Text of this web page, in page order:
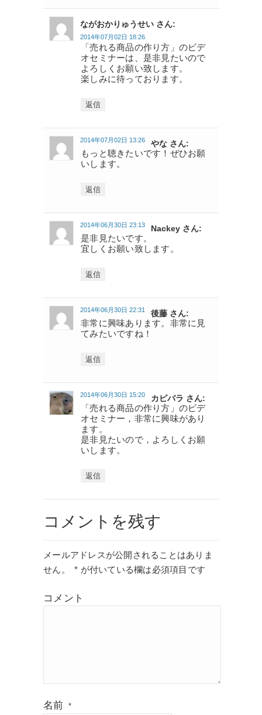
ながおかりゅうせい さん:
2014年07月02日 18:26
「売れる商品の作り方」のビデ
オセミナーは、是非見たいので
よろしくお願い致します。
楽しみに待っております。
返信
やな さん:
2014年07月02日 13:26
もっと聴きたいです！ぜひお願
いします。
返信
Nackey さん:
2014年06月30日 23:13
是非見たいです。
宜しくお願い致します。
返信
後藤 さん:
2014年06月30日 22:31
非常に興味あります。非常に見
てみたいですね！
返信
カピバラ さん:
2014年06月30日 15:20
「売れる商品の作り方」のビデ
オセミナー，非常に興味があり
ます。
是非見たいので，よろしくお願
いします。
返信
コメントを残す
メールアドレスが公開されることはありま
せん。
* が付いている欄は必須項目です
コメント
名前 *